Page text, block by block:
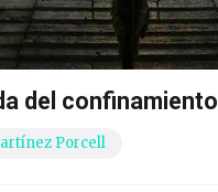
del confinamiento
Porcell